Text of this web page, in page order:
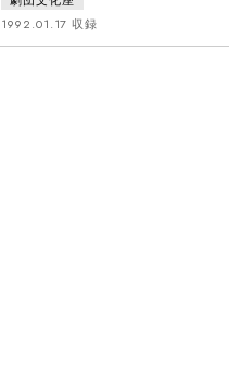
の初夏の事であった。郵便配達人
をやっていた茂市が、大地主の七
1992.01.17 収録